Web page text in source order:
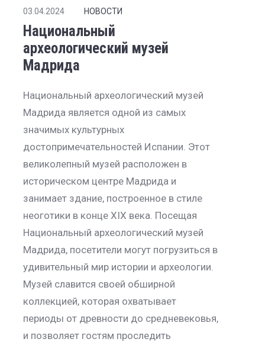
03.04.2024 НОВОСТИ
Национальный
археологический музей
Мадрида
Национальный археологический музей
Мадрида является одной из самых
значимых культурных
достопримечательностей Испании. Этот
великолепный музей расположен в
историческом центре Мадрида и
занимает здание, построенное в стиле
неоготики в конце XIX века. Посещая
Национальный археологический музей
Мадрида, посетители могут погрузиться в
удивительный мир истории и археологии.
Музей славится своей обширной
коллекцией, которая охватывает
периоды от древности до средневековья,
и позволяет гостям проследить